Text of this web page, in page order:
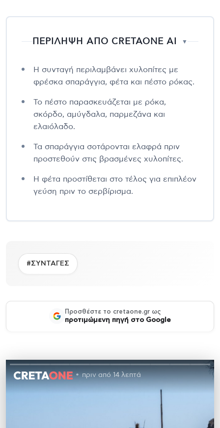
ΠΕΡΙΛΗΨΗ ΑΠΟ CRETAONE AI ▼
Η συνταγή περιλαμβάνει χυλοπίτες με
φρέσκα σπαράγγια, φέτα και πέστο ρόκας.
Το πέστο παρασκευάζεται με ρόκα,
σκόρδο, αμύγδαλα, παρμεζάνα και
ελαιόλαδο.
Τα σπαράγγια σοτάρονται ελαφρά πριν
προστεθούν στις βρασμένες χυλοπίτες.
Η φέτα προστίθεται στο τέλος για επιπλέον
γεύση πριν το σερβίρισμα.
#ΣΥΝΤΑΓΕΣ
Προσθέστε το cretaone.gr ως
προτιμώμενη πηγή στο Google
πριν από 14 λεπτά